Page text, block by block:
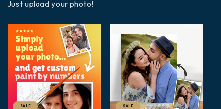
Just upload your photo!
SALE SALE